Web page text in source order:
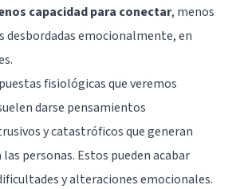
capacidad para conectar, menos
desbordadas emocionalmente, en
fisiológicas que veremos
darse pensamientos
y catastróficos que generan
personas. Estos pueden acabar
y alteraciones emocionales.